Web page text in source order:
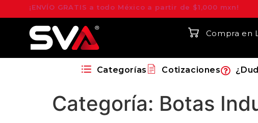
¡ENVÍO GRATIS a todo México a partir de $1,000 mxn!
Compra en
Categorías Cotizaciones
Categoría: Botas